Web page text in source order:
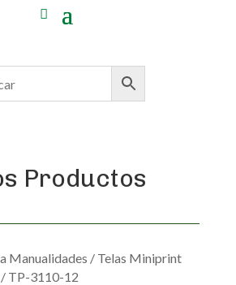
Productos
Manualidades / Telas Miniprint
/ TP-3110-12